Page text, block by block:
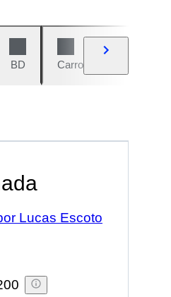
BD Carros e motos
Lucas Escoto